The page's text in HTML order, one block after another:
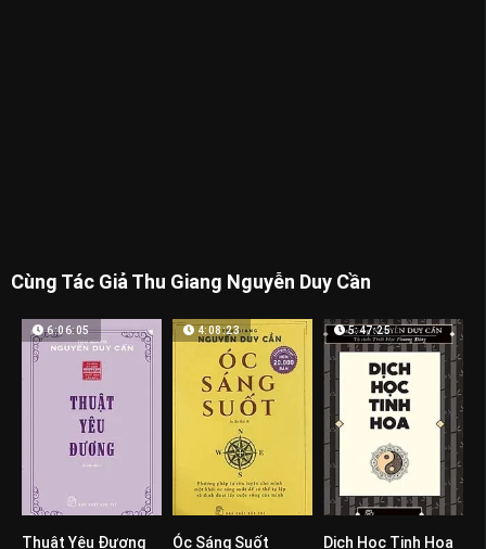
Cùng Tác Giả Thu Giang Nguyễn Duy Cần
0
6:06:05
Thuật Yêu Đương
4:08:23
Óc Sáng Suốt 0
5:47:25
Dịch Học Tinh Hoa